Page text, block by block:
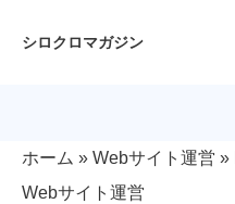
シロクロマガジン
ホーム » Webサイト運営 »
Webサイト運営